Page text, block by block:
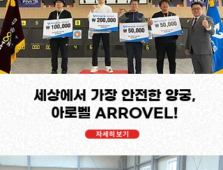
세상에서 가장 안전한 양궁,
​아로벨 ARROVEL!
자세히 보기